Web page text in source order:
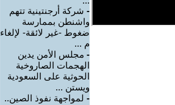
- شركة أرجنتينية تتهم
واشنطن بممارسة
ضغوط -غير لائقة- لإلغاء
م ...
- مجلس الأمن يدين
الهجمات الصاروخية
الحوثية على السعودية
ويستن ...
- لمواجهة نفوذ الصين..